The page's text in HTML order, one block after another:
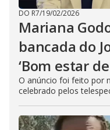
DO R7/19/02/2026
Mariana
bancada do
‘Bom estar
O anúncio foi feito por
celebrado pelos